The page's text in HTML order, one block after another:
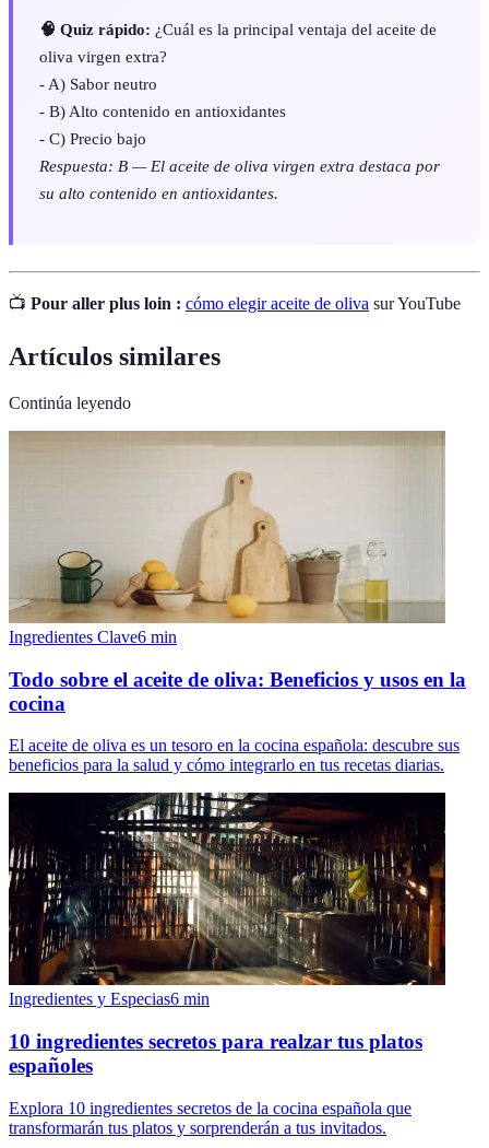
🧠 Quiz rápido: ¿Cuál es la principal ventaja del aceite de
oliva virgen extra?
- A) Sabor neutro
- B) Alto contenido en antioxidantes
- C) Precio bajo
Respuesta: B — El aceite de oliva virgen extra destaca por
su alto contenido en antioxidantes.
📺 Pour aller plus loin : cómo elegir aceite de oliva sur YouTube
Artículos similares
Continúa leyendo
Ingredientes Clave6 min
Todo sobre el aceite de oliva: Beneficios y usos en la
cocina
El aceite de oliva es un tesoro en la cocina española: descubre sus
beneficios para la salud y cómo integrarlo en tus recetas diarias.
Ingredientes y Especias6 min
10 ingredientes secretos para realzar tus platos
españoles
Explora 10 ingredientes secretos de la cocina española que
transformarán tus platos y sorprenderán a tus invitados.